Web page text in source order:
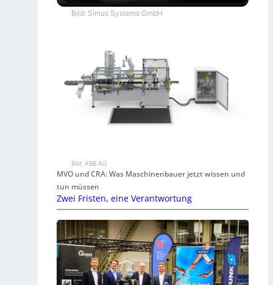
Bild: Simus Systems GmbH
Bild: ABB AG
MVO und CRA: Was Maschinenbauer jetzt wissen und
tun müssen
Zwei Fristen, eine Verantwortung